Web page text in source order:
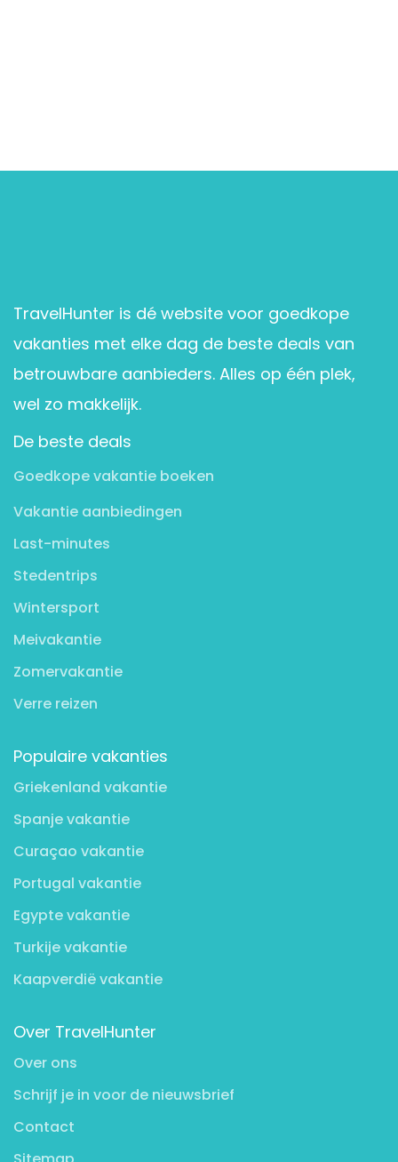
TravelHunter is dé website voor goedkope
vakanties met elke dag de beste deals van
betrouwbare aanbieders. Alles op één plek,
wel zo makkelijk.
De beste deals
Goedkope vakantie boeken
Vakantie aanbiedingen
Last-minutes
Stedentrips
Wintersport
Meivakantie
Zomervakantie
Verre reizen
Populaire vakanties
Griekenland vakantie
Spanje vakantie
Curaçao vakantie
Portugal vakantie
Egypte vakantie
Turkije vakantie
Kaapverdië vakantie
Over TravelHunter
Over ons
Schrijf je in voor de nieuwsbrief
Contact